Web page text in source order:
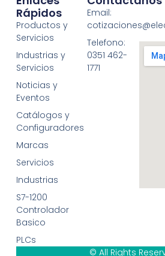
Rápidos
Productos y
Servicios
Industrias y
Servicios
Noticias y
Eventos
Catálogos y
Configuradores
Marcas
Servicios
Industrias
S7-1200
Controlador
Basico
PLCs
Email:
Telefono:
0351 462-
1771
© All Rights